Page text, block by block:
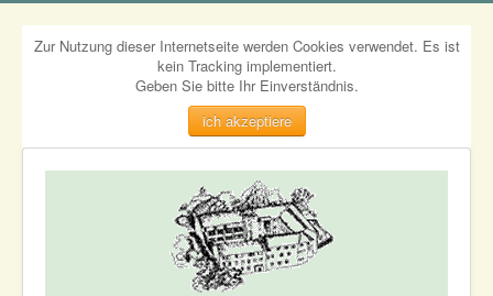
Zur Nutzung dieser Internetseite werden Cookies verwendet. Es ist
kein Tracking implementiert.
Geben Sie bitte Ihr Einverständnis.
ich akzeptiere